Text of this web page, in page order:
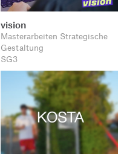
vision
Masterarbeiten Strategische
Gestaltung
SG3